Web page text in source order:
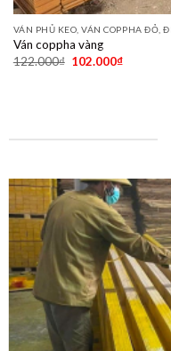
Ván coppha vàng
122.000₫ 102.000₫